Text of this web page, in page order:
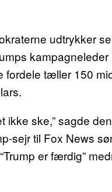
udtrykker
fordele tæller 150
ikke ske,” sagde
sejr til Fox News
er færdig”